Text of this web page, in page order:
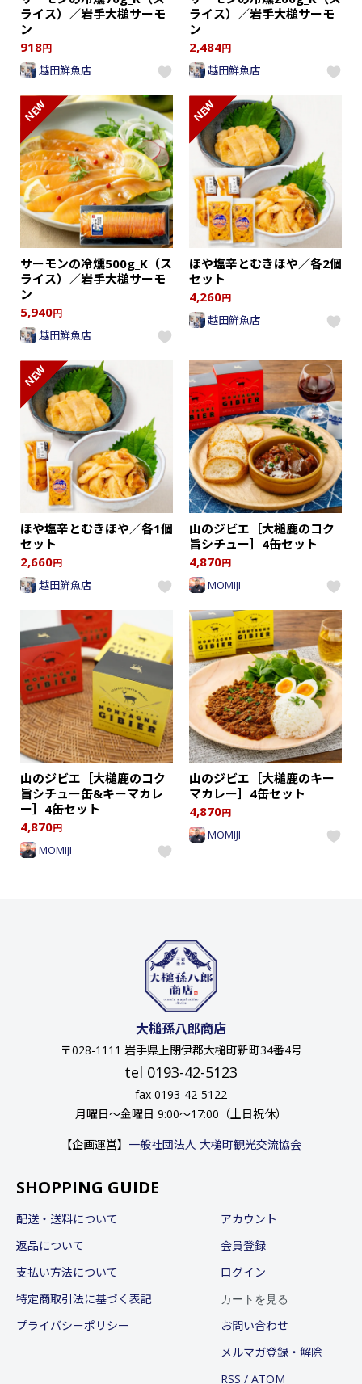
ライス）／岩手大槌サーモ
ン
918円
越田鮮魚店
ライス）／岩手大槌サーモ
ン
2,484円
越田鮮魚店
NEW
サーモンの冷燻500g_K（ス
ライス）／岩手大槌サーモ
ン
5,940円
越田鮮魚店
NEW
ほや塩辛とむきほや／各2個
セット
4,260円
越田鮮魚店
NEW
ほや塩辛とむきほや／各1個
セット
2,660円
越田鮮魚店
山のジビエ［大槌鹿のコク
旨シチュー］4缶セット
4,870円
MOMIJI
山のジビエ［大槌鹿のコク
旨シチュー缶&キーマカレ
ー］4缶セット
4,870円
MOMIJI
山のジビエ［大槌鹿のキー
マカレー］4缶セット
4,870円
MOMIJI
大槌孫八郎商店
〒028-1111 岩手県上閉伊郡大槌町新町34番4号
tel 0193-42-5123
fax 0193-42-5122
月曜日〜金曜日 9:00〜17:00（土日祝休）
【企画運営】 一般社団法人 大槌町観光交流協会
SHOPPING GUIDE
配送・送料について
返品について
支払い方法について
特定商取引法に基づく表記
プライバシーポリシー
アカウント
会員登録
ログイン
カートを見る
お問い合わせ
メルマガ登録・解除
RSS / ATOM